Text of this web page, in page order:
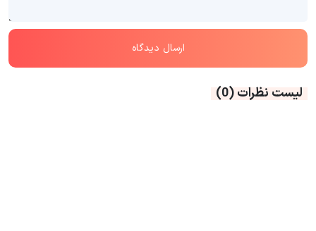
لیست نظرات(0)